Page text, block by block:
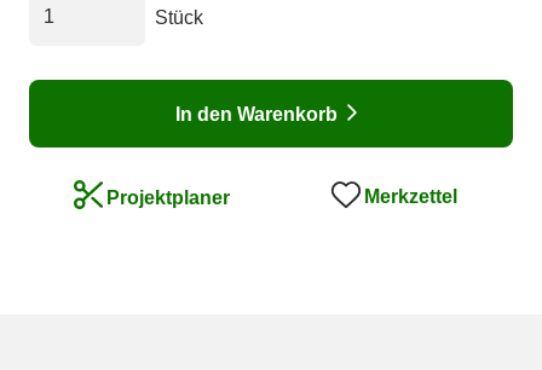
Stück
In den Warenkorb
Projektplaner Merkzettel